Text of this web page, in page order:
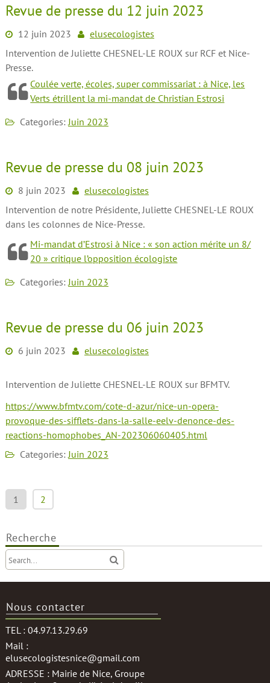
Revue de presse du 12 juin 2023
12 juin 2023
elusecologistes
Intervention de Juliette CHESNEL-LE ROUX sur RCF et Nice-
Presse.
Coulée verte, écoles, super commissariat : à Nice, les
Verts étrillent la mi-​mandat de Christian Estrosi
Categories: Juin 2023
Revue de presse du 08 juin 2023
8 juin 2023
elusecologistes
Intervention de notre Présidente, Juliette CHESNEL-LE ROUX
dans les colonnes de Nice-Presse.
Mi-​mandat d’Estrosi à Nice : « son action mérite un 8/​
20 » critique l’opposition écologiste
Categories: Juin 2023
Revue de presse du 06 juin 2023
6 juin 2023 elusecologistes
Intervention de Juliette CHESNEL-LE ROUX sur BFMTV.
https://www.bfmtv.com/cote-d-azur/nice-un-opera-
provoque-des-sifflets-dans-la-salle-eelv-denonce-des-
reactions-homophobes_AN-202306060405.html
Categories: Juin 2023
Pagination
des
1 2
Recherche
Nous contacter
TEL : 04.97.13.29.69
Mail :
elusecologistesnice@gmail.com
ADRESSE : Mairie de Nice, Groupe